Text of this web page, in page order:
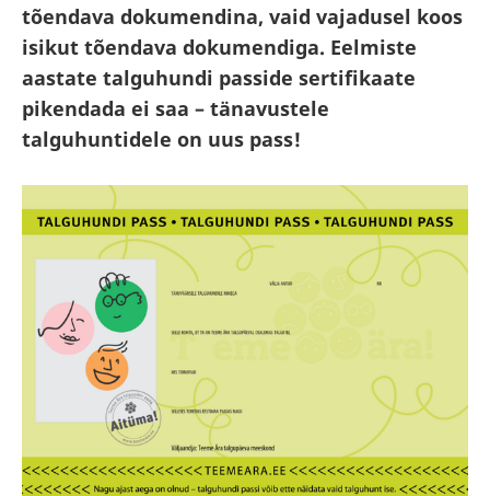
tõendava dokumendina, vaid vajadusel koos
isikut tõendava dokumendiga. Eelmiste
aastate talguhundi passide sertifikaate
pikendada ei saa – tänavustele
talguhuntidele on uus pass!